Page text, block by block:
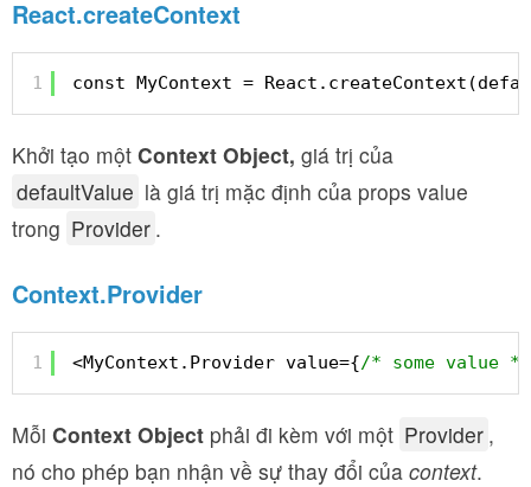
React.createContext
1 const MyContext =
Khởi tạo một Context Object, giá trị của
defaultValue là giá trị mặc định của props value
trong Provider .
Context.Provider
1 <MyContext.Provider value={/* some value */
Mỗi Context Object phải đi kèm với một Provider ,
nó cho phép bạn nhận về sự thay đổi của context.